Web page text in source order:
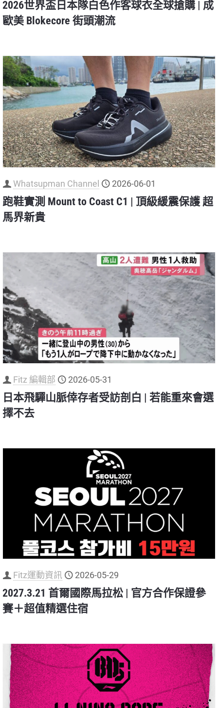
2026世界盃日本隊白色作客球衣全球搶購 | 成
歐美 Blokecore 街頭潮流
Whatsupman Channel 2026-06-01
跑鞋實測 Mount to Coast C1 | 頂級緩震保護 超
馬界新貴
Fitz 編輯部 2026-05-31
日本飛驒山脈倖存者受訪剖白 | 若能重來會選
擇不去
Fitz運動資訊 2026-05-29
2027.3.21 首爾國際馬拉松 | 官方合作保證參
賽＋超值精選住宿